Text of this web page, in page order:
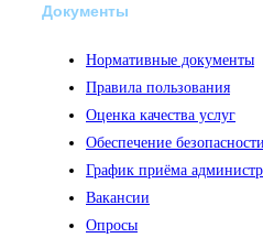
Документы
Нормативные документы
Правила пользования
Оценка качества услуг
Обеспечение безопасности
График приёма
Вакансии
Опросы